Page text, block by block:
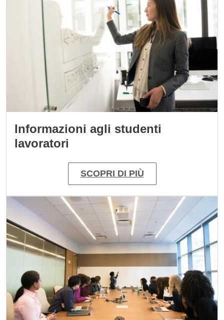
Informazioni agli studenti
lavoratori
SCOPRI DI PIÙ
Immagine